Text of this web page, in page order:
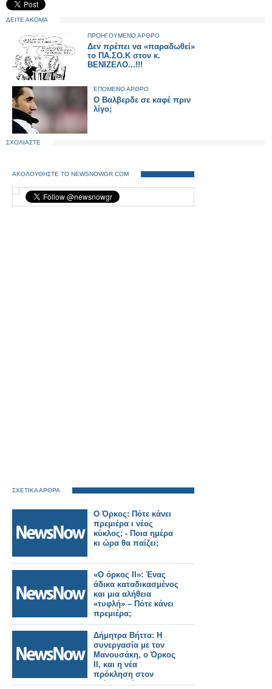
ΔΕΙΤΕ ΑΚΟΜΑ
ΠΡΟΗΓΟΥΜΕΝΟ ΑΡΘΡΟ
Δεν πρέπει να «παραδωθεί»
το ΠΑ.ΣΟ.Κ στον κ.
ΒΕΝΙΖΕΛΟ...!!!
ΕΠΟΜΕΝΟ ΑΡΘΡΟ
Ο Βαλβερδε σε καφέ πριν
λίγο;
ΣΧΟΛΙΑΣΤΕ
ΑΚΟΛΟΥΘΗΣΤΕ ΤΟ NEWSNOWGR.COM
ΣΧΕΤΙΚΑ ΑΡΘΡΑ
Ο Όρκος: Πότε κάνει
πρεμιέρα ι νέος
κύκλος; - Ποια ημέρα
κι ώρα θα παίζει;
«Ο όρκος ΙΙ»: Ένας
άδικα καταδικασμένος
και μια αλήθεια
«τυφλή» – Πότε κάνει
πρεμιέρα;
Δήμητρα Βήττα: Η
συνεργασία με τον
Μανουσάκη, ο Όρκος
ΙΙ, και η νέα
πρόκληση στον
δεύτερο κύκλο